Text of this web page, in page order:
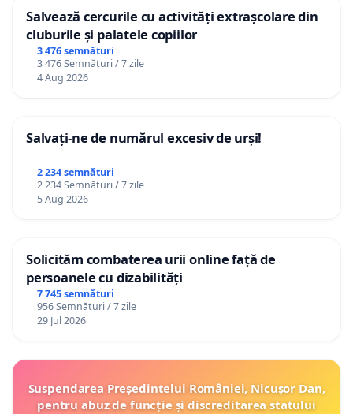
Salvează cercurile cu activități extrașcolare din
cluburile și palatele copiilor
3 476 semnături
3 476 Semnături / 7 zile
4 Aug 2026
Salvați-ne de numărul excesiv de urși!
2 234 semnături
2 234 Semnături / 7 zile
5 Aug 2026
Solicităm combaterea urii online față de
persoanele cu dizabilități
7 745 semnături
956 Semnături / 7 zile
29 Jul 2026
Suspendarea Președintelui României, Nicușor Dan,
pentru abuz de funcție și discreditarea statului